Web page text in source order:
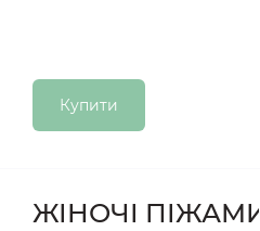
Купити
ЖІНОЧІ ПІЖАМИ